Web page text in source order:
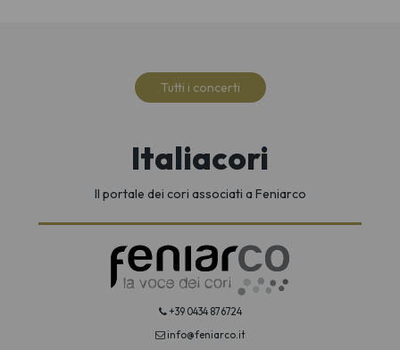
Tutti i concerti
Italiacori
Il portale dei cori associati a Feniarco
+39 0434 876724
info@feniarco.it